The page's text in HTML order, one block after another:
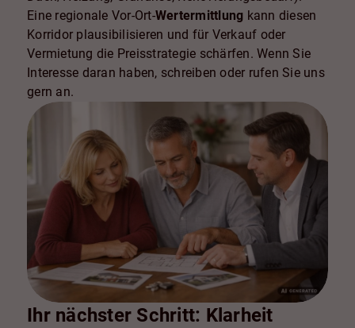
Eine regionale Vor-Ort-Wertermittlung kann diesen
Korridor plausibilisieren und für Verkauf oder
Vermietung die Preisstrategie schärfen. Wenn Sie
Interesse daran haben, schreiben oder rufen Sie uns
gern an.
Ihr nächster Schritt: Klarheit